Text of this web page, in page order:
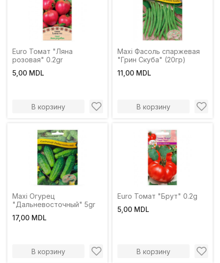
Euro Томат "Ляна
розовая" 0.2gr
5,00 MDL
В корзину
Maxi Фасоль спаржевая
"Грин Скуба" (20гр)
11,00 MDL
В корзину
Maxi Огурец
"Дальневосточный" 5gr
17,00 MDL
В корзину
Euro Томат "Брут" 0.2g
5,00 MDL
В корзину